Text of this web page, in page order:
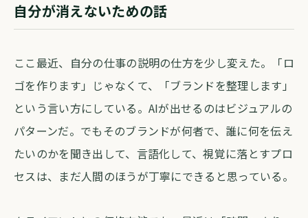
自分が消えないための話
ここ最近、自分の仕事の説明の仕方を少し変えた。「ロ
ゴを作ります」じゃなくて、「ブランドを整理します」
という言い方にしている。AIが出せるのはビジュアルの
パターンだ。でもそのブランドが何者で、誰に何を伝え
たいのかを聞き出して、言語化して、視覚に落とすプロ
セスは、まだ人間のほうが丁寧にできると思っている。